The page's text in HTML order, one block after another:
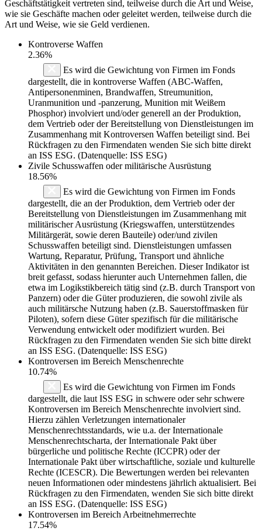
Geschäftstätigkeit vertreten sind, teilweise durch die Art und Weise,
wie sie Geschäfte machen oder geleitet werden, teilweise durch die
Art und Weise, wie sie Geld verdienen.
Kontroverse Waffen
2.36%
Es wird die Gewichtung von Firmen im Fonds
dargestellt, die in kontroverse Waffen (ABC-Waffen,
Antipersonenminen, Brandwaffen, Streumunition,
Uranmunition und -panzerung, Munition mit Weißem
Phosphor) involviert und/oder generell an der Produktion,
dem Vertrieb oder der Bereitstellung von Dienstleistungen im
Zusammenhang mit Kontroversen Waffen beteiligt sind. Bei
Rückfragen zu den Firmendaten wenden Sie sich bitte direkt
an ISS ESG. (Datenquelle: ISS ESG)
Zivile Schusswaffen oder militärische Ausrüstung
18.56%
Es wird die Gewichtung von Firmen im Fonds
dargestellt, die an der Produktion, dem Vertrieb oder der
Bereitstellung von Dienstleistungen im Zusammenhang mit
militärischer Ausrüstung (Kriegswaffen, unterstützendes
Militärgerät, sowie deren Bauteile) oder/und zivilen
Schusswaffen beteiligt sind. Dienstleistungen umfassen
Wartung, Reparatur, Prüfung, Transport und ähnliche
Aktivitäten in den genannten Bereichen. Dieser Indikator ist
breit gefasst, sodass hierunter auch Unternehmen fallen, die
etwa im Logikstikbereich tätig sind (z.B. durch Transport von
Panzern) oder die Güter produzieren, die sowohl zivile als
auch militärsche Nutzung haben (z.B. Sauerstoffmasken für
Piloten), sofern diese Güter spezifisch für die militärische
Verwendung entwickelt oder modifiziert wurden. Bei
Rückfragen zu den Firmendaten wenden Sie sich bitte direkt
an ISS ESG. (Datenquelle: ISS ESG)
Kontroversen im Bereich Menschenrechte
10.74%
Es wird die Gewichtung von Firmen im Fonds
dargestellt, die laut ISS ESG in schwere oder sehr schwere
Kontroversen im Bereich Menschenrechte involviert sind.
Hierzu zählen Verletzungen internationaler
Menschenrechtsstandards, wie u.a. der Internationale
Menschenrechtscharta, der Internationale Pakt über
bürgerliche und politische Rechte (ICCPR) oder der
Internationale Pakt über wirtschaftliche, soziale und kulturelle
Rechte (ICESCR). Die Bewertungen werden bei relevanten
neuen Informationen oder mindestens jährlich aktualisiert. Bei
Rückfragen zu den Firmendaten, wenden Sie sich bitte direkt
an ISS ESG. (Datenquelle: ISS ESG)
Kontroversen im Bereich Arbeitnehmerrechte
17.54%